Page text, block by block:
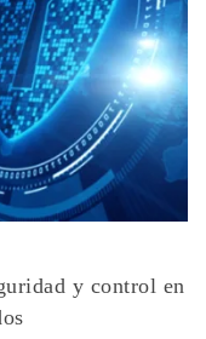
y control en